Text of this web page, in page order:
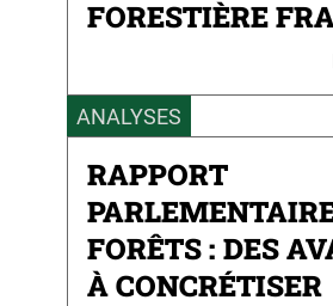
FORESTIÈRE
ANALYSES
RAPPORT
FORÊTS : DES
À CONCRÉTISER